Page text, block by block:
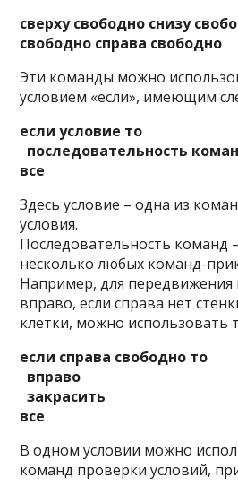
сверху свободно снизу
свободно справа свободно
Эти команды можно
условием «eсли», имеющим
если условие то
последовательность
все
Здесь условие – одна из
условия.
Последовательность команд
несколько любых команд-
Например, для передвижения
вправо, если справа нет
клетки, можно использовать
если справа свободно то
вправо
закрасить
все
В одном условии можно
команд проверки условий,